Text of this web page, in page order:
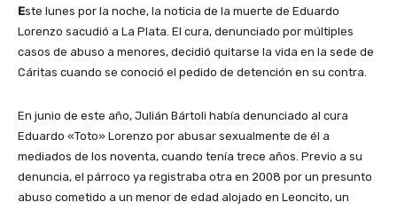
Este lunes por la noche, la noticia de la muerte de Eduardo
Lorenzo sacudió a La Plata. El cura, denunciado por múltiples
casos de abuso a menores, decidió quitarse la vida en la sede de
Cáritas cuando se conoció el pedido de detención en su contra.
En junio de este año, Julián Bártoli había denunciado al cura
Eduardo «Toto» Lorenzo por abusar sexualmente de él a
mediados de los noventa, cuando tenía trece años. Previo a su
denuncia, el párroco ya registraba otra en 2008 por un presunto
abuso cometido a un menor de edad alojado en Leoncito, un